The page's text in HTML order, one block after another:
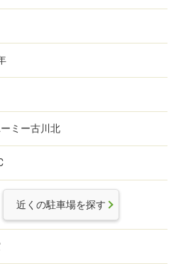
ミー古川北
近くの駐車場を探す